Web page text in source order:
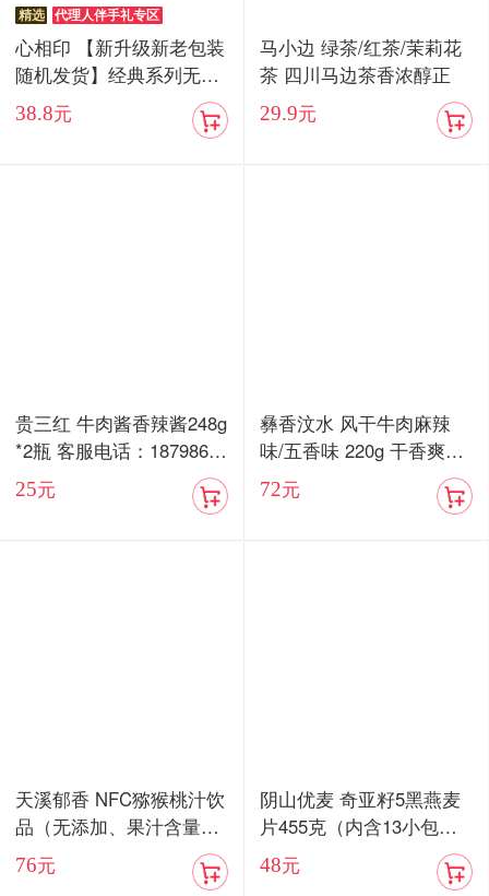
精选 代理人伴手礼专区
心相印 【新升级新老包装
随机发货】经典系列无香
抽纸3层100抽24包家用实
惠装整箱纸巾面巾餐巾纸
38.8元
马小边 绿茶/红茶/茉莉花
茶 四川马边茶香浓醇正
29.9元
贵三红 牛肉酱香辣酱248g
*2瓶 客服电话：18798676
577
25元
彝香汶水 风干牛肉麻辣
味/五香味 220g 干香爽口
嚼劲十足
72元
天溪郁香 NFC猕猴桃汁饮
品（无添加、果汁含量8
5%）顺丰包邮
76元
阴山优麦 奇亚籽5黑燕麦
片455克（内含13小包）/
血燕麦5红燕麦片455克
（内含13小包）
48元